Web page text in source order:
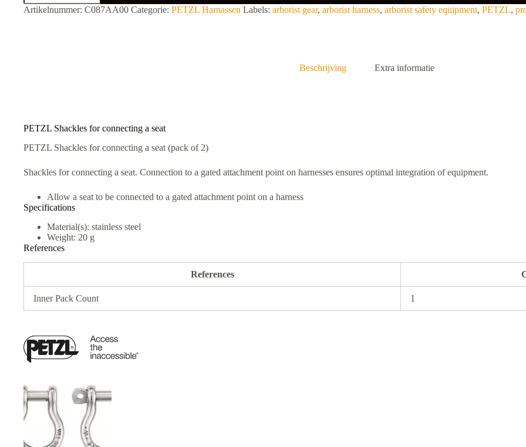
connecting
a
A
:
Artikelnummer: C087AA00 Categorie: PETZL Harnassen Labels: arborist gear, arborist harness, arborist safety equipment, PETZL,
Beschrijving Extra informatie
PETZL Shackles for connecting a seat
PETZL Shackles for connecting a seat (pack of 2)
Shackles for connecting a seat. Connection to a gated attachment point on harnesses ensures optimal integration of equipment.
Allow a seat to be connected to a gated attachment point on a harness
Specifications
Material(s): stainless steel
Weight: 20 g
References
References
Inner Pack Count 1